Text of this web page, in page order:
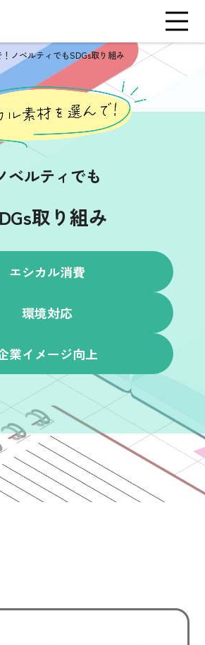
ノベルティでもSDGs取り組み
ベルティでも
取り組み
エシカル消費
環境対応
業イメージ向上